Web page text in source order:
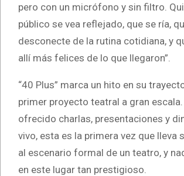
pero con un micrófono y sin filtro.
público se vea reflejado, que se ría,
desconecte de la rutina cotidiana, y
allí más felices de lo que llegaron”.
“40 Plus” marca un hito en su
primer proyecto teatral a gran escala.
ofrecido charlas, presentaciones y
vivo, esta es la primera vez que lleva
al escenario formal de un teatro, y
en este lugar tan prestigioso.